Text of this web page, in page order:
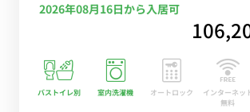
2026年08月16日から入居可
バストイレ別 室内洗濯機 オートロック
インターネッ
無料